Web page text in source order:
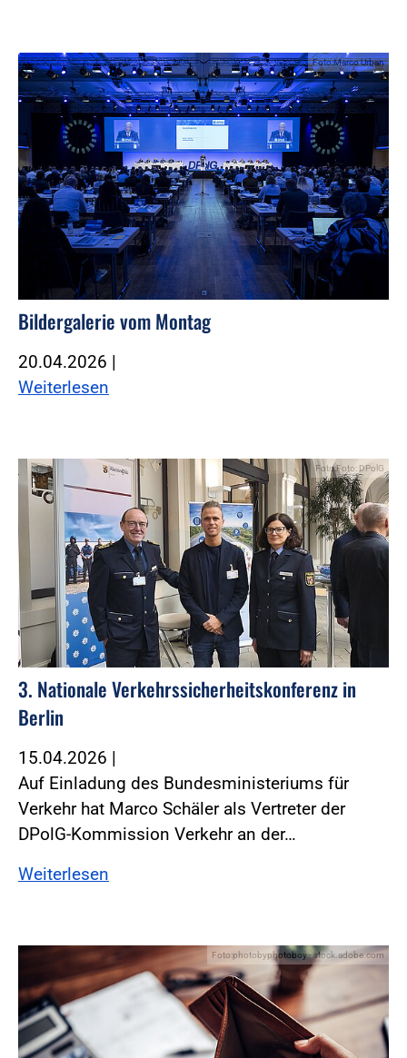
Foto:Marco Urban
Bildergalerie vom Montag
20.04.2026 |
Weiterlesen
Foto:Foto: DPolG
3. Nationale Verkehrssicherheitskonferenz in
Berlin
15.04.2026 |
Auf Einladung des Bundesministeriums für
Verkehr hat Marco Schäler als Vertreter der
DPolG-Kommission Verkehr an der…
Weiterlesen
Foto:photobyphotoboy - stock.adobe.com